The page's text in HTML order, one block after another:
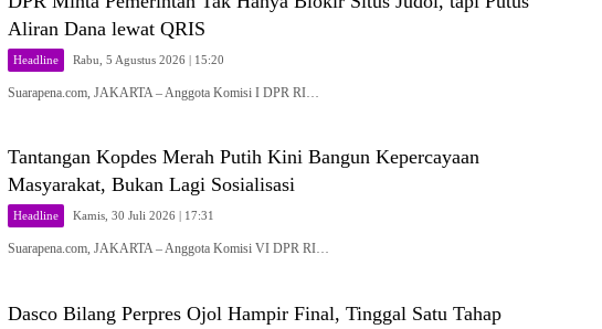
Aliran Dana lewat QRIS
Headline Rabu, 5 Agustus 2026 | 15:20
Suarapena.com, JAKARTA – Anggota Komisi I DPR RI…
Tantangan Kopdes Merah Putih Kini Bangun Kepercayaan
Masyarakat, Bukan Lagi Sosialisasi
Headline Kamis, 30 Juli 2026 | 17:31
Suarapena.com, JAKARTA – Anggota Komisi VI DPR RI…
Dasco Bilang Perpres Ojol Hampir Final, Tinggal Satu Tahap